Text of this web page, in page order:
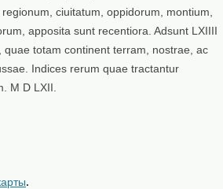
ciuitatum, oppidorum, montium,
apposita sunt recentiora. Adsunt LXIIII
totam continent terram, nostrae, ac
Indices rerum quae tractantur
M D LXII.
.